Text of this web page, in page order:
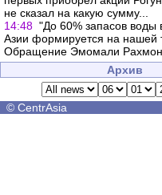
не сказал на какую сумму...
14:48 "До 60% запасов воды
Азии формируется на нашей
Обращение Эмомали
Архив
© CentrAsia